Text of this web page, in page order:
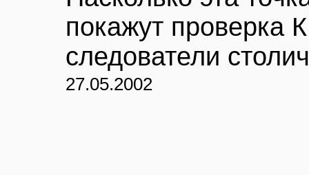
покажут проверка
следователи
27.05.2002